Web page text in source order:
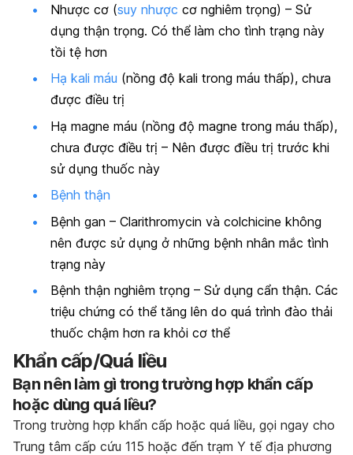
Nhược cơ (suy nhược cơ nghiêm trọng) – Sử
dụng thận trọng. Có thể làm cho tình trạng này
tồi tệ hơn
Hạ kali máu (nồng độ kali trong máu thấp), chưa
được điều trị
Hạ magne máu (nồng độ magne trong máu thấp),
chưa được điều trị – Nên được điều trị trước khi
sử dụng thuốc này
Bệnh thận
Bệnh gan – Clarithromycin và colchicine không
nên được sử dụng ở những bệnh nhân mắc tình
trạng này
Bệnh thận nghiêm trọng – Sử dụng cẩn thận. Các
triệu chứng có thể tăng lên do quá trình đào thải
thuốc chậm hơn ra khỏi cơ thể
Khẩn cấp/Quá liều
Bạn nên làm gì trong trường hợp khẩn cấp
hoặc dùng quá liều?
Trong trường hợp khẩn cấp hoặc quá liều, gọi ngay cho
Trung tâm cấp cứu 115 hoặc đến trạm Y tế địa phương